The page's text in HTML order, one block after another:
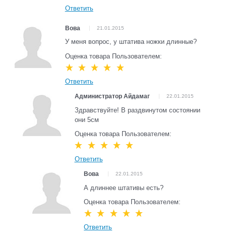
Ответить
Вова 21.01.2015
У меня вопрос, у штатива ножки длинные?
Оценка товара Пользователем:
Ответить
Администратор Айдамаг 22.01.2015
Здравствуйте! В раздвинутом состоянии
они 5см
Оценка товара Пользователем:
Ответить
Вова 22.01.2015
А длиннее штативы есть?
Оценка товара Пользователем:
Ответить